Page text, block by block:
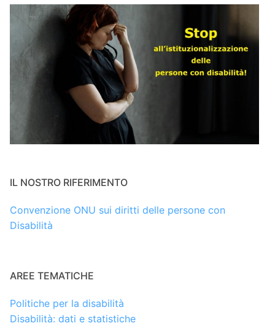
IL NOSTRO RIFERIMENTO
Convenzione ONU sui diritti delle persone con
Disabilità
AREE TEMATICHE
Politiche per la disabilità
Disabilità: dati e statistiche